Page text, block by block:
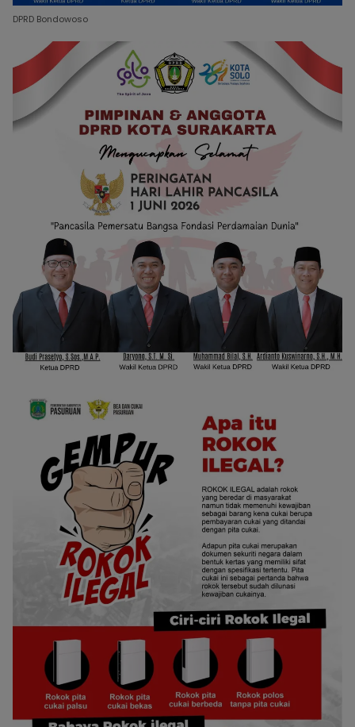
DPRD Bondowoso